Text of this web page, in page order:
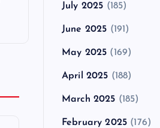
July 2025 (185)
June 2025 (191)
May 2025 (169)
April 2025 (188)
March 2025 (185)
February 2025 (176)